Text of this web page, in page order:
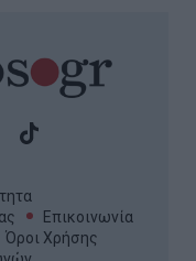
Επικοινωνία
Όροι Χρήσης